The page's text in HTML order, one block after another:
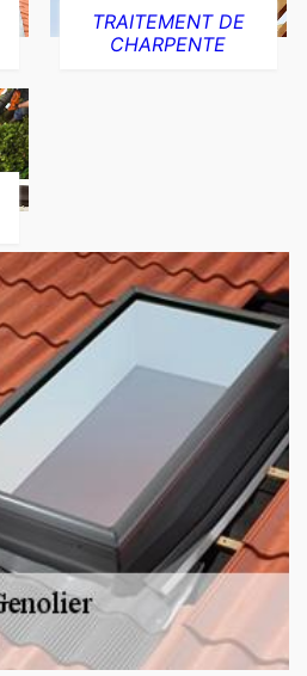
TRAITEMENT DE
CHARPENTE